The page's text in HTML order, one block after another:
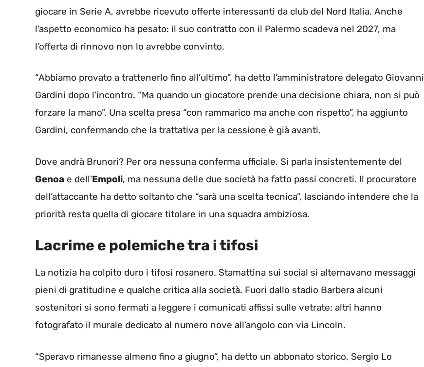
giocare in Serie A, avrebbe ricevuto offerte interessanti da club del Nord Italia. Anche
l’aspetto economico ha pesato: il suo contratto con il Palermo scadeva nel 2027, ma
l’offerta di rinnovo non lo avrebbe convinto.
“Abbiamo provato a trattenerlo fino all’ultimo”, ha detto l’amministratore delegato Giovanni
Gardini dopo l’incontro. “Ma quando un giocatore prende una decisione chiara, non si può
forzare la mano”. Una scelta presa “con rammarico ma anche con rispetto”, ha aggiunto
Gardini, confermando che la trattativa per la cessione è già avanti.
Dove andrà Brunori? Per ora nessuna conferma ufficiale. Si parla insistentemente del
Genoa e dell’Empoli, ma nessuna delle due società ha fatto passi concreti. Il procuratore
dell’attaccante ha detto soltanto che “sarà una scelta tecnica”, lasciando intendere che la
priorità resta quella di giocare titolare in una squadra ambiziosa.
Lacrime e polemiche tra i tifosi
La notizia ha colpito duro i tifosi rosanero. Stamattina sui social si alternavano messaggi
pieni di gratitudine e qualche critica alla società. Fuori dallo stadio Barbera alcuni
sostenitori si sono fermati a leggere i comunicati affissi sulle vetrate; altri hanno
fotografato il murale dedicato al numero nove all’angolo con via Lincoln.
“Speravo rimanesse almeno fino a giugno”, ha detto un abbonato storico, Sergio Lo